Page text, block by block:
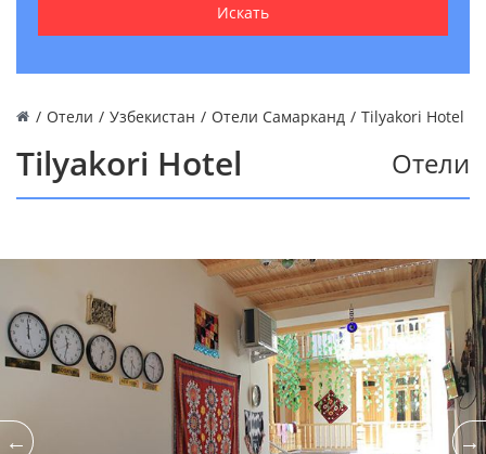
Искать
/ Отели / Узбекистан / Отели Самарканд / Tilyakori Hotel
Tilyakori Hotel Отели